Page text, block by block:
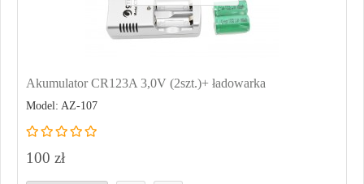
Akumulator CR123A 3,0V (2szt.)+ ładowarka
Model: AZ-107
100 zł